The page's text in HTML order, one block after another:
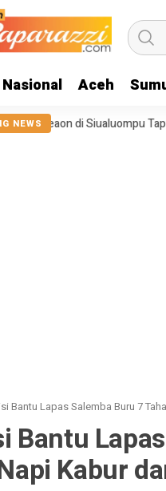
Nasional Aceh
NEWS Taput Belum Diperbaiki
Bantu Lapas Salemba Buru 7
Bantu
Kabur